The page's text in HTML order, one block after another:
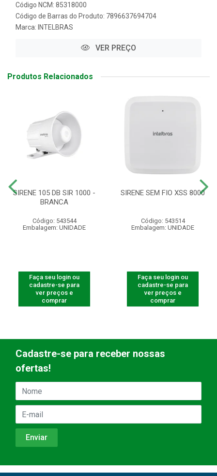
Código NCM: 85318000
Código de Barras do Produto: 7896637694704
Marca: INTELBRAS
VER PREÇO
Produtos Relacionados
SIRENE 105 DB SIR 1000 -
BRANCA
Código: 543544
Embalagem: UNIDADE
Faça seu login ou
cadastre-se para
ver preços e
comprar
SIRENE SEM FIO XSS 8000
Código: 543514
Embalagem: UNIDADE
Faça seu login ou
cadastre-se para
ver preços e
comprar
Cadastre-se para receber nossas
ofertas!